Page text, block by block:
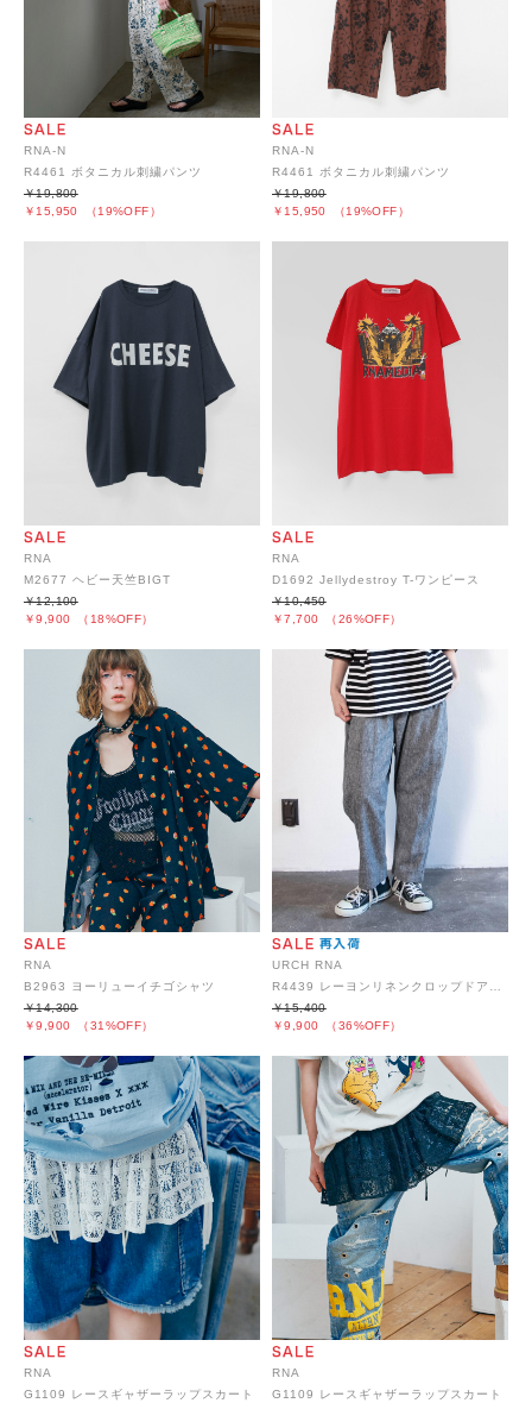
RNA-N
R4461 ボタニカル刺繍パンツ
￥15,950 （19%OFF）
￥19,800
RNA-N
R4461 ボタニカル刺繍パンツ
￥15,950 （19%OFF）
￥19,800
RNA
M2677 ヘビー天竺BIGT
￥9,900 （18%OFF）
￥12,100
RNA
D1692 Jellydestroy T-ワンピース
￥7,700 （26%OFF）
￥10,450
RNA
B2963 ヨーリューイチゴシャツ
￥9,900 （31%OFF）
￥14,300
URCH RNA
R4439 レーヨンリネンクロップドアトリエパンツ
￥9,900 （36%OFF）
￥15,400
RNA
G1109 レースギャザーラップスカート
RNA
G1109 レースギャザーラップスカート